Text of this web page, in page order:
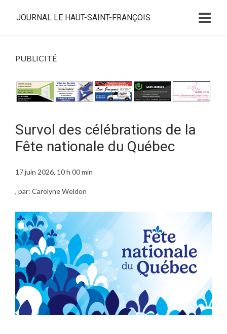
JOURNAL LE HAUT-SAINT-FRANÇOIS
PUBLICITÉ
Survol des célébrations de la
Fête nationale du Québec
17 juin 2026, 10 h 00 min
, par: Carolyne Weldon